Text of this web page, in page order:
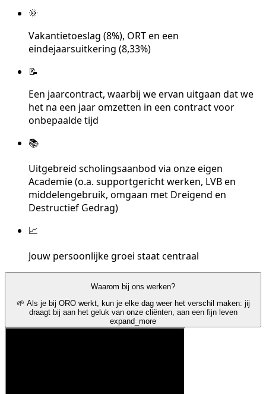
🌞
Vakantietoeslag (8%), ORT en een
eindejaarsuitkering (8,33%)
📝
Een jaarcontract, waarbij we ervan uitgaan dat we
het na een jaar omzetten in een contract voor
onbepaalde tijd
📚
Uitgebreid scholingsaanbod via onze eigen
Academie (o.a. supportgericht werken, LVB en
middelengebruik, omgaan met Dreigend en
Destructief Gedrag)
📈
Jouw persoonlijke groei staat centraal
Waarom bij ons werken?
🌱 Als je bij ORO werkt, kun je elke dag weer het verschil maken: jij
draagt bij aan het geluk van onze cliënten, aan een fijn leven
expand_more